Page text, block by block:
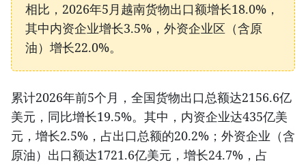
相比，2026年5月越南货物出口额增长18.0%，
其中内资企业增长3.5%，外资企业区（含原
油）增长22.0%。
累计2026年前5个月，全国货物出口总额达2156.6亿
美元，同比增长19.5%。其中，内资企业达435亿美
元，增长2.5%，占出口总额的20.2%；外资企业（含
原油）出口额达1721.6亿美元，增长24.7%，占